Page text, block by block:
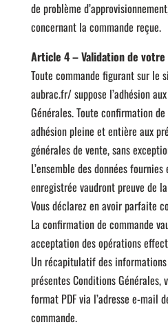
de problème
concernant la commande reçue.
Article 4 – Validation de votre
Toute commande figurant sur
aubrac.fr/ suppose l’adhésion
Générales. Toute confirmation
adhésion pleine et entière aux
générales de vente, sans
L’ensemble des données
enregistrée vaudront preuve de
Vous déclarez en avoir parfaite
La confirmation de commande
acceptation des opérations
Un récapitulatif des
présentes Conditions Générales,
format PDF via l’adresse e-mail
commande.